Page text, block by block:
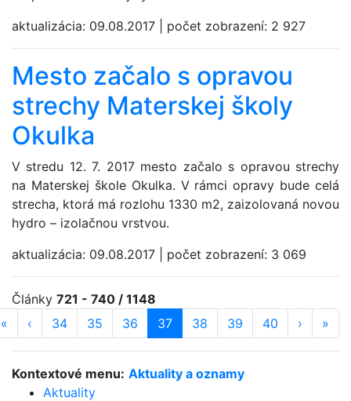
Kontextové menu: Aktuality a oznamy
Aktuality
aktualizácia: 09.08.2017 počet zobrazení: 2 927
Mesto začalo s opravou
strechy Materskej školy
Okulka
V stredu 12. 7. 2017 mesto začalo s opravou strechy
na Materskej škole Okulka. V rámci opravy bude celá
strecha, ktorá má rozlohu 1330 m2, zaizolovaná novou
hydro – izolačnou vrstvou.
aktualizácia: 09.08.2017 počet zobrazení: 3 069
Články 721 - 740 / 1148
« prvá strana
‹ predošlá strana
strana
34 strana
35 strana
36 strana
37 (aktuálna)
strana
38 strana
39 strana
40 ďalšia
› »